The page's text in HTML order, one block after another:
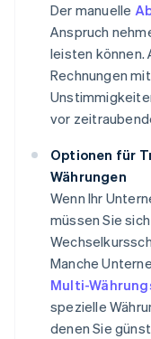
Der manuelle
Anspruch
leisten können.
Rechnungen
vor
Optionen für
Währungen
Wenn Ihr
müssen Sie
Manche
Multi-
spezielle
denen Sie